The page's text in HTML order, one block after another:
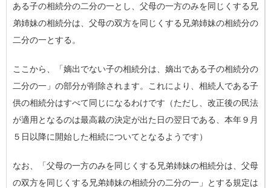
ある子の相続分の二分の一とし、父母の一方のみを同じくする兄
弟姉妹の相続分は、父母の双方を同じくする兄弟姉妹の相続分の
二分の一とする。
ここから、「嫡出でない子の相続分は、嫡出である子の相続分の
二分の一」の部分が削除されます。これにより、相続人である子
供の相続分はすべて同じになるわけです（ただし、改正後の民法
が適用となるのは最高裁の決定が出た日の翌日である、本年９月
５日以降に開始した相続についてとなるようです）
なお、「父母の一方のみを同じくする兄弟姉妹の相続分は、父母
の双方を同じくする兄弟姉妹の相続分の二分の一」とする規定は